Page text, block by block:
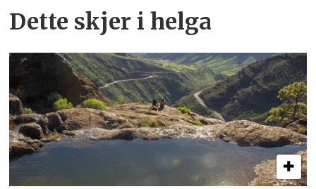
Dette skjer i helga